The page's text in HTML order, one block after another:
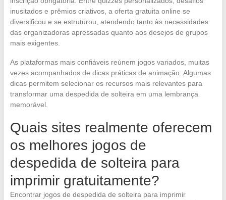
inusitados e prêmios criativos, a oferta gratuita online se
diversificou e se estruturou, atendendo tanto às necessidades
das organizadoras apressadas quanto aos desejos de grupos
mais exigentes.
As plataformas mais confiáveis reúnem jogos variados, muitas
vezes acompanhados de dicas práticas de animação. Algumas
dicas permitem selecionar os recursos mais relevantes para
transformar uma despedida de solteira em uma lembrança
memorável.
Quais sites realmente oferecem
os melhores jogos de
despedida de solteira para
imprimir gratuitamente?
Encontrar jogos de despedida de solteira para imprimir